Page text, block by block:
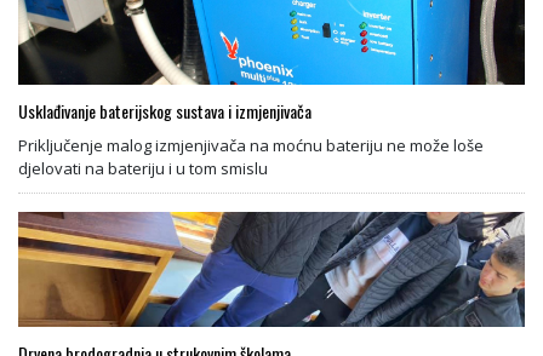
Usklađivanje baterijskog sustava i izmjenjivača
Priključenje malog izmjenjivača na moćnu bateriju ne može loše
djelovati na bateriju i u tom smislu